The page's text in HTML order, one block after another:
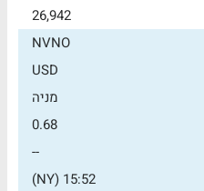
26,942
NVNO
USD
מניה
0.68
--
15:52 (NY)